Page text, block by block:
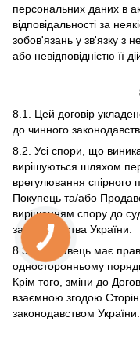
персональних даних в
відповідальності за
зобов'язань у зв'язку з
або невідповідністю її
8.1. Цей договір
до чинного
8.2. Усі спори, що
вирішуються шляхом
врегулювання спірного
Покупець та/або
вирішенням спору до
законодавства України.
8.3. Продавець має
односторонньому
Крім того, зміни до
взаємною згодою
законодавством України.